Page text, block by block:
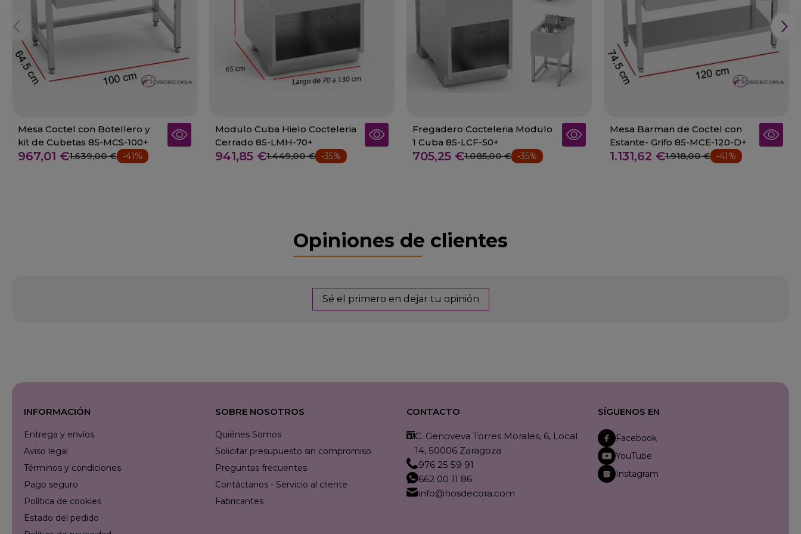
Mesa Coctel con Botellero y
kit de Cubetas 85-MCS-100+
967,01 €1.639,00 € -41%
Modulo Cuba Hielo Cocteleria
Cerrado 85-LMH-70+
941,85 €1.449,00 € -35%
Fregadero Cocteleria Modulo
1 Cuba 85-LCF-50+
705,25 €1.085,00 € -35%
Mesa Barman de Coctel con
Estante- Grifo 85-MCE-120-D+
1.131,62 €1.918,00 € -41%
Opiniones de clientes
Sé el primero en dejar tu opinión
INFORMACIÓN
Entrega y envíos
Aviso legal
Términos y condiciones
Pago seguro
Política de cookies
Estado del pedido
SOBRE NOSOTROS
Quiénes Somos
Solicitar presupuesto sin compromiso
Preguntas frecuentes
Contáctanos - Servicio al cliente
Fabricantes
CONTACTO
C. Genoveva Torres Morales, 6, Local
14, 50006 Zaragoza
976 25 59 91
662 00 11 86
info@hosdecora.com
SÍGUENOS EN
Facebook
YouTube
Instagram